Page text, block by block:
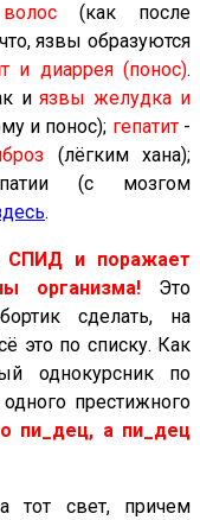
(как после
язвы образуются
и диаррея (понос).
иязвы желудка и
и понос); гепатит-
(лёгким хана);
(с мозгом
.
СПИД и поражает
организма! Это
сделать, на
это по списку. Как
однокурсник по
престижного
пи_дец, а пи_дец
тот свет, причем